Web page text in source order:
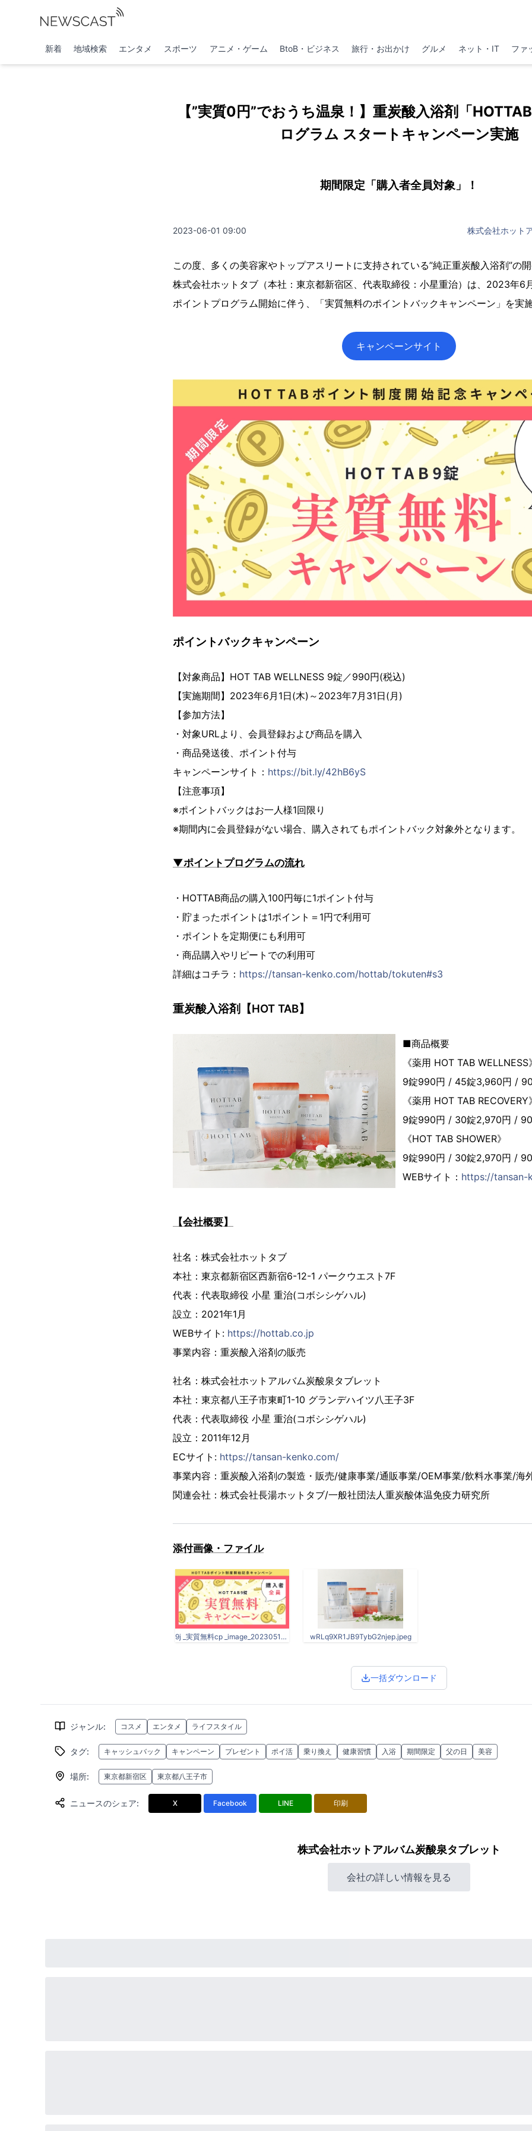
新着 地域検索 エンタメ スポーツ アニメ・ゲーム BtoB・ビジネス 旅行・お出かけ グルメ ネット・IT ファ
【”実質0円”でおうち温泉！】重炭酸入浴剤「
ログラム スタートキャンペーン実施
期間限定「購入者全員対象」！
2023-06-01 09:00 株式会社ホット
この度、多くの美容家やトップアスリートに支持されている”純正重炭酸入浴剤”の
株式会社ホットタブ（本社：東京都新宿区、代表取締役：小星重治）は、2023年6
ポイントプログラム開始に伴う、「実質無料のポイントバックキャンペーン」を実
キャンペーンサイト
ポイントバックキャンペーン
【対象商品】HOT TAB WELLNESS 9錠／990円(税込)
【実施期間】2023年6月1日(木)～2023年7月31日(月)
【参加方法】
・対象URLより、会員登録および商品を購入
・商品発送後、ポイント付与
キャンペーンサイト： https://bit.ly/42hB6yS
【注意事項】
※ポイントバックはお一人様1回限り
※期間内に会員登録がない場合、購入されてもポイントバック対象外となります。
▼ポイントプログラムの流れ
・HOTTAB商品の購入100円毎に1ポイント付与
・貯まったポイントは1ポイント＝1円で利用可
・ポイントを定期便にも利用可
・商品購入やリピートでの利用可
詳細はコチラ： https://tansan-kenko.com/hottab/tokuten#s3
重炭酸入浴剤【HOT TAB】
■商品概要
《薬用 HOT TAB WELLNESS
9錠990円 / 45錠3,960円 /
《薬用 HOT TAB RECOVERY
9錠990円 / 30錠2,970円 /
《HOT TAB SHOWER》
9錠990円 / 30錠2,970円 /
WEBサイト： https://tansan-
【会社概要】
社名：株式会社ホットタブ
本社：東京都新宿区西新宿6-12-1 パークウエスト7F
代表：代表取締役 小星 重治(コボシシゲハル)
設立：2021年1月
WEBサイト: https://hottab.co.jp
事業内容：重炭酸⼊浴剤の販売
社名：株式会社ホットアルバム炭酸泉タブレット
本社：東京都八王子市東町1-10 グランデハイツ八王子3F
代表：代表取締役 小星 重治(コボシシゲハル)
設立：2011年12月
ECサイト: https://tansan-kenko.com/
事業内容：重炭酸入浴剤の製造・販売/健康事業/通販事業/OEM事業/飲料水事業/海
関連会社：株式会社長湯ホットタブ/一般社団法人重炭酸体温免疫力研究所
添付画像・ファイル
9j _実質無料cp _image_20230516_1.91-1.jpg wRLq9XR1JB9TybG2njep.jpeg
一括ダウンロード
ジャンル: コスメ エンタメ ライフスタイル
タグ: キャッシュバック キャンペーン プレゼント ポイ活 乗り換え 健康習慣 入浴 期間限定 父の日 美容
場所: 東京都新宿区 東京都八王子市
ニュースのシェア: X Facebook LINE 印刷
株式会社ホットアルバム炭酸泉タブレット
会社の詳しい情報を見る